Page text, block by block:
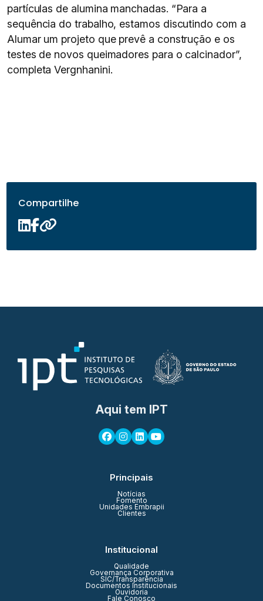
partículas de alumina manchadas. “Para a
sequência do trabalho, estamos discutindo com a
Alumar um projeto que prevê a construção e os
testes de novos queimadores para o calcinador”,
completa Vergnhanini.
Compartilhe
Aqui tem IPT
Principais
Notícias
Fomento
Unidades Embrapii
Clientes
Institucional
Qualidade
Governança Corporativa
SIC/Transparência
Documentos Institucionais
Ouvidoria
Fale Conosco